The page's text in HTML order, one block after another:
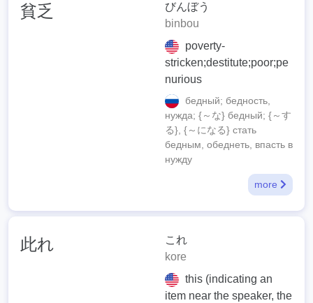
貧乏
びんぼう
binbou
poverty-
stricken;destitute;poor;pe
nurious
бедный; бедность,
нужда; {～な} бедный; {～す
る}, {～になる} стать
бедным, обеднеть, впасть в
нужду
more
此れ
これ
kore
this (indicating an
item near the speaker, the